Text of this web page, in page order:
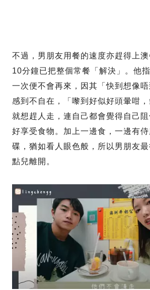
不過，男朋友用餐的速度亦趕得上
10分鐘已把整個常餐「解決」。他
一次便不會再來，因其「快到想像唔
感到不自在，「嚟到好似好頭暈咁
就想趕人走，連自己都會覺得自己
好享受食物。加上一邊食，一邊有
碟，猶如看人眼色般，所以男朋友
點兒離開。